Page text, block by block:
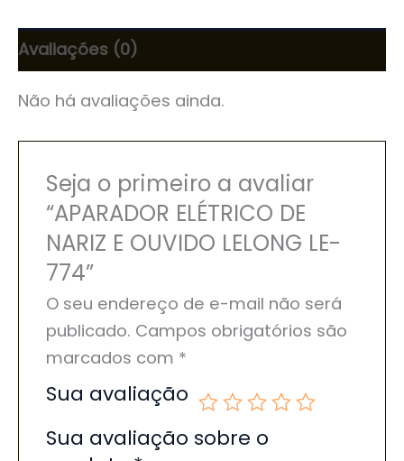
Avaliações (0)
Não há avaliações ainda.
Seja o primeiro a avaliar
“APARADOR ELÉTRICO DE
NARIZ E OUVIDO LELONG LE-
774”
O seu endereço de e-mail não será
publicado. Campos obrigatórios são
marcados com *
Sua avaliação
Sua avaliação sobre o